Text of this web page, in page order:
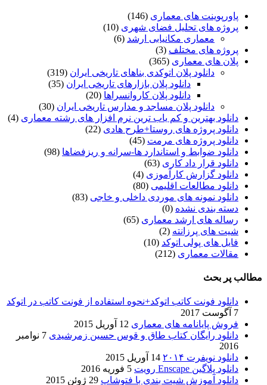
پاورپوینت های معماری (146)
پروژه های تحلیل فضای شهری (10)
معماری مکانیابی ارشد (6)
پروژه های مختلف (3)
پلان های معماری (365)
دانلود پلان اتوکدی بناهای تاریخی ایران (319)
دانلود پلان بازارهای تاریخی ایران (35)
دانلود پلان کاروانسراها (20)
دانلود پلان مساجد و مدارس تاریخی ایران (30)
دانلود بهترین و کم یاب ترین نرم افزار های رشته معماری (4)
دانلود پروژه های روستا+طرح هادی (22)
دانلود پروژه های مرمت (45)
دانلود ضوابط و استاندارد ها-سرانه و ریزفضاها (98)
دانلود قرار داد کاری (63)
دانلود گزارش کارآموزی (4)
دانلود مطالعات اقلیمی (80)
دانلود نمونه های موردی داخلی و خاجی (83)
دسته بندی نشده (0)
رساله های ارشد معماری (65)
شیت های پرزانته (2)
فایل های پولی اتوکد (10)
مقالات معماری (212)
مطالب پر بحث
دانلود فونت کاتب اتوکد+نحوه استفاده از فونت کاتب در اتوکد
7 آگوست 2017
فروش پایانامه های معماری 12 آوریل 2015
دانلود رایگان کتاب طاق و قوس حسین زمرشیدی
7 نوامبر
2016
دانلود نویفرت ۲۰۱۴
14 آوریل 2015
دانلود پلاگین Enscape رویت
5 فوریه 2016
دانلود آموزش شیت بندی با فتوشاپ 29 ژوئن 2015